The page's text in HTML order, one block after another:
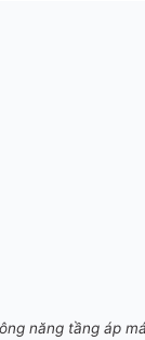
năng tầng áp